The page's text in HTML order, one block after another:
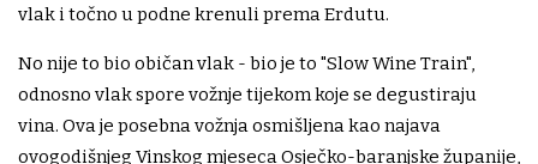
vlak i točno u podne krenuli prema Erdutu.
No nije to bio običan vlak - bio je to "Slow Wine Train",
odnosno vlak spore vožnje tijekom koje se degustiraju
vina. Ova je posebna vožnja osmišljena kao najava
ovogodišnjeg Vinskog mjeseca Osječko-baranjske županije,